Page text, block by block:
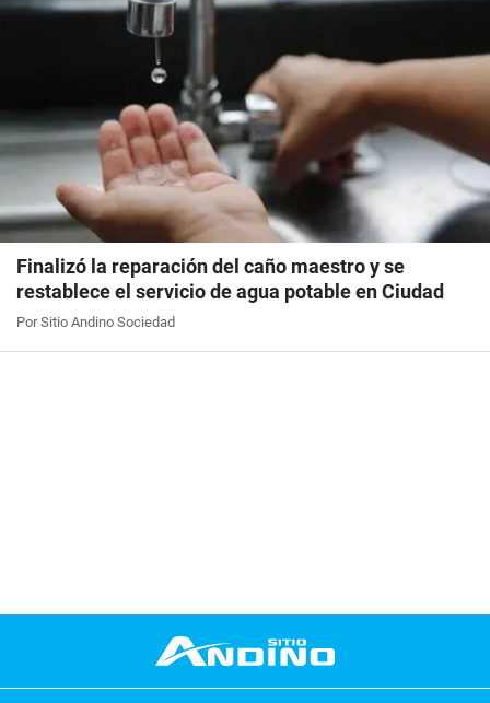
Finalizó la reparación del caño maestro y se
restablece el servicio de agua potable en Ciudad
Por Sitio Andino Sociedad